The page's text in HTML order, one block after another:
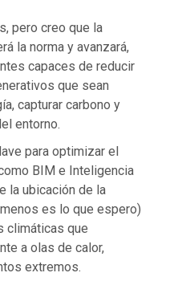
pero creo que la
la norma y avanzará,
capaces de reducir
que sean
capturar carbono y
entorno.
para optimizar el
BIM e Inteligencia
la ubicación de la
es lo que espero)
climáticas que
a olas de calor,
extremos.